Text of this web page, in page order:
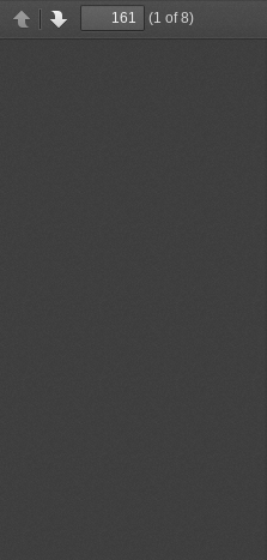
PreviousNext
(1 of 8)